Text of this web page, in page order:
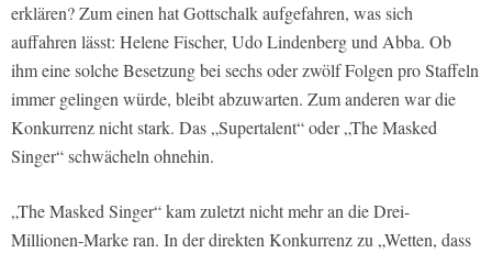
erklären? Zum einen hat Gottschalk aufgefahren, was sich
auffahren lässt: Helene Fischer, Udo Lindenberg und Abba. Ob
ihm eine solche Besetzung bei sechs oder zwölf Folgen pro Staffeln
immer gelingen würde, bleibt abzuwarten. Zum anderen war die
Konkurrenz nicht stark. Das „Supertalent“ oder „The Masked
Singer“ schwächeln ohnehin.
„The Masked Singer“ kam zuletzt nicht mehr an die Drei-
Millionen-Marke ran. In der direkten Konkurrenz zu „Wetten, dass